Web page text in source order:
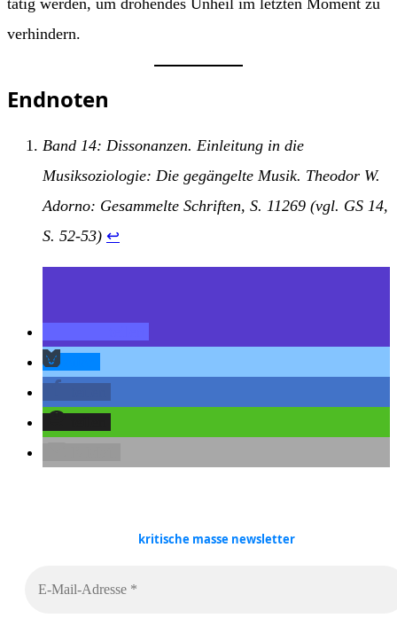
verhindern.
Endnoten
Band 14: Dissonanzen. Einleitung in die
Musiksoziologie: Die gegängelte Musik. Theodor W.
Adorno: Gesammelte Schriften, S. 11269 (vgl. GS 14,
S. 52-53) ↩︎
kritische masse newsletter